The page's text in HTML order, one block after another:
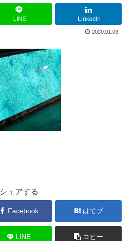
LINE LinkedIn
2020.01.03
シェアする
Facebook はてブ
LINE コピー